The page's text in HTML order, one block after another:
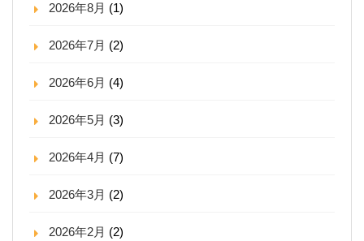
2026年8月 (1)
2026年7月 (2)
2026年6月 (4)
2026年5月 (3)
2026年4月 (7)
2026年3月 (2)
2026年2月 (2)